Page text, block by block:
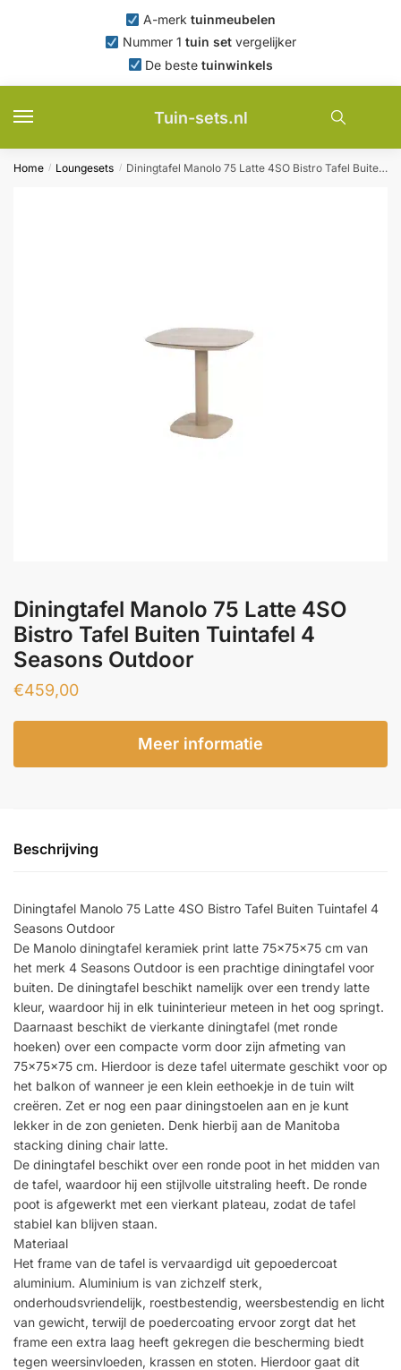
A-merk tuinmeubelen
Nummer 1 tuin set vergelijker
De bestetuinwinkels
Tuin-sets.nl
Home / Loungesets / Diningtafel Manolo 75 Latte 4SO Bistro Tafel Buiten Tuintafel 4 Seasons Outdoor
Diningtafel Manolo 75 Latte 4SO
Bistro Tafel Buiten Tuintafel 4
Seasons Outdoor
€459,00
Meer informatie
Beschrijving
Diningtafel Manolo 75 Latte 4SO Bistro Tafel Buiten Tuintafel 4
Seasons Outdoor
De Manolo diningtafel keramiek print latte 75x75x75 cm van
het merk 4 Seasons Outdoor is een prachtige diningtafel voor
buiten. De diningtafel beschikt namelijk over een trendy latte
kleur, waardoor hij in elk tuininterieur meteen in het oog springt.
Daarnaast beschikt de vierkante diningtafel (met ronde
hoeken) over een compacte vorm door zijn afmeting van
75x75x75 cm. Hierdoor is deze tafel uitermate geschikt voor op
het balkon of wanneer je een klein eethoekje in de tuin wilt
creëren. Zet er nog een paar diningstoelen aan en je kunt
lekker in de zon genieten. Denk hierbij aan de Manitoba
stacking dining chair latte.
De diningtafel beschikt over een ronde poot in het midden van
de tafel, waardoor hij een stijlvolle uitstraling heeft. De ronde
poot is afgewerkt met een vierkant plateau, zodat de tafel
stabiel kan blijven staan.
Materiaal
Het frame van de tafel is vervaardigd uit gepoedercoat
aluminium. Aluminium is van zichzelf sterk,
onderhoudsvriendelijk, roestbestendig, weersbestendig en licht
van gewicht, terwijl de poedercoating ervoor zorgt dat het
frame een extra laag heeft gekregen die bescherming biedt
tegen weersinvloeden, krassen en stoten. Hierdoor gaat dit